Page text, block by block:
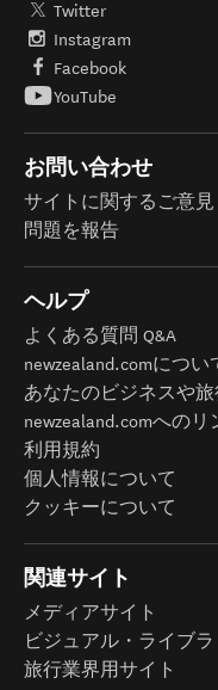
Twitter
Instagram
Facebook
YouTube
お問い合わせ
サイトに関するご意
問題を報告
ヘルプ
よくある質問 Q&A
newzealand.comについ
あなたのビジネスや
newzealand.comへのリ
利用規約
個人情報について
クッキーについて
関連サイト
メディアサイト
ビジュアル・ライブ
旅行業界用サイト